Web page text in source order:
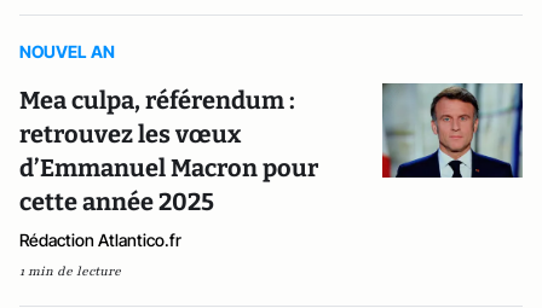
NOUVEL AN
Mea culpa, référendum :
retrouvez les vœux
d’Emmanuel Macron pour
cette année 2025
Rédaction Atlantico.fr
1 min de lecture